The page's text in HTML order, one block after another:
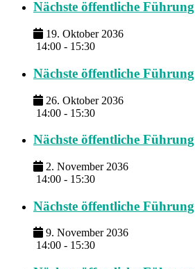
Nächste öffentliche Führung
19. Oktober 2036
14:00 - 15:30
Nächste öffentliche Führung
26. Oktober 2036
14:00 - 15:30
Nächste öffentliche Führung
2. November 2036
14:00 - 15:30
Nächste öffentliche Führung
9. November 2036
14:00 - 15:30